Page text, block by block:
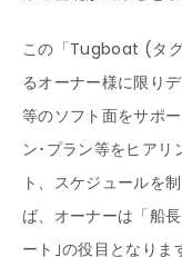
この「Tugboat (タ
るオーナー様に限り
等のソフト面をサポ
ン･プラン等をヒアリ
ト、スケジュールを
ば、オーナーは「船
ート｣の役目となりま